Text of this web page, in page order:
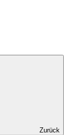
Zurück